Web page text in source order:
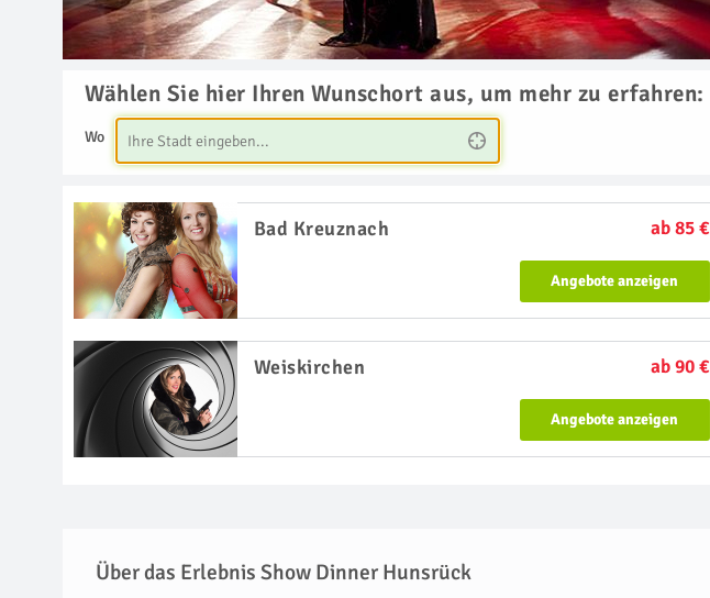
Wählen Sie hier Ihren Wunschort aus, um mehr zu erfahren:
Wo
Bad Kreuznach ab 85 €
Angebote anzeigen
Weiskirchen ab 90 €
Angebote anzeigen
Über das Erlebnis Show Dinner Hunsrück